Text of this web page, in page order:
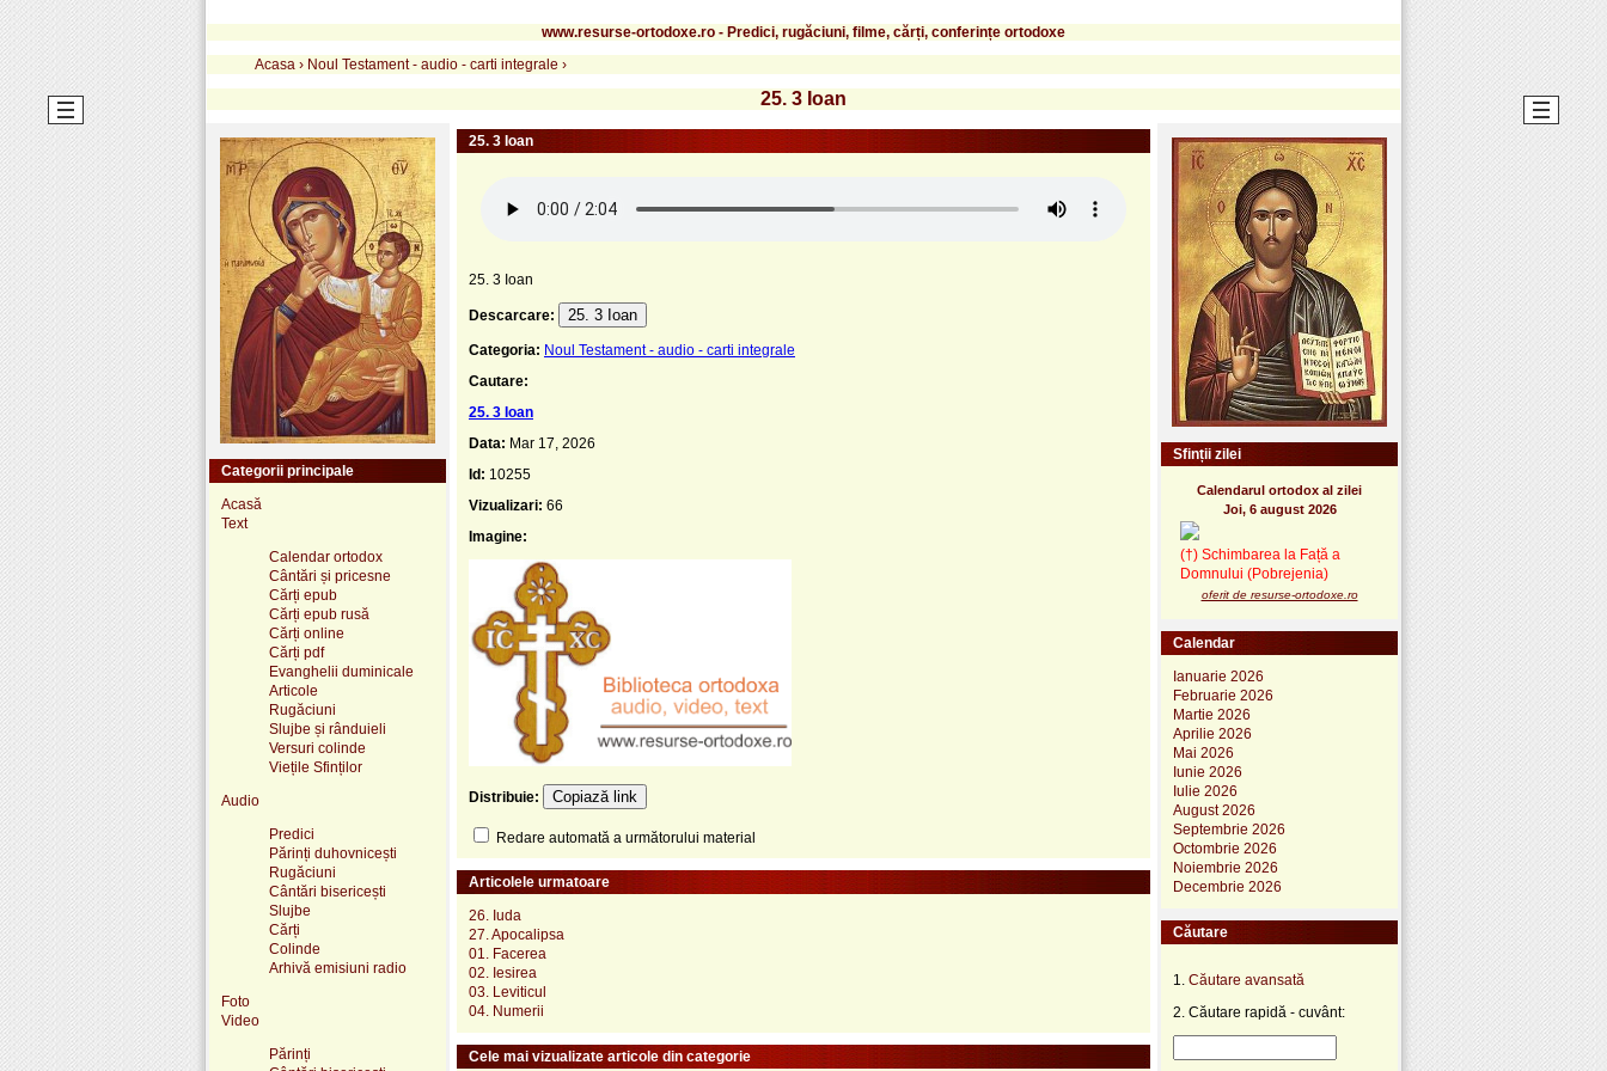
www.resurse-ortodoxe.ro - Predici, rugăciuni, filme, cărți, conferințe ortodoxe
Acasa › Noul Testament - audio - carti integrale ›
25. 3 Ioan
25. 3 Ioan
25. 3 Ioan
Descarcare: 25. 3 Ioan
Categoria: Noul Testament - audio - carti integrale
Cautare:
25. 3 Ioan
Data: Mar 17, 2026
Id: 10255
Vizualizari: 66
Imagine:
Distribuie: Copiază link
Redare automată a următorului material
Articolele urmatoare
26. Iuda
27. Apocalipsa
01. Facerea
02. Iesirea
03. Leviticul
04. Numerii
Cele mai vizualizate articole din categorie
Categorii principale
Acasă
Text
Calendar ortodox
Cântări și pricesne
Cărți epub
Cărți epub rusă
Cărți online
Cărți pdf
Evanghelii duminicale
Articole
Rugăciuni
Slujbe și rânduieli
Versuri colinde
Viețile Sfinților
Audio
Predici
Părinți duhovnicești
Rugăciuni
Cântări bisericești
Slujbe
Cărți
Colinde
Arhivă emisiuni radio
Foto
Video
Părinți
Sfinții zilei
Calendarul ortodox al zilei
Joi, 6 august 2026
(†) Schimbarea la Față a
Domnului (Pobrejenia)
oferit de resurse-ortodoxe.ro
Calendar
Ianuarie 2026
Februarie 2026
Martie 2026
Aprilie 2026
Mai 2026
Iunie 2026
Iulie 2026
August 2026
Septembrie 2026
Octombrie 2026
Noiembrie 2026
Decembrie 2026
Căutare
1. Căutare avansată
2. Căutare rapidă - cuvânt: